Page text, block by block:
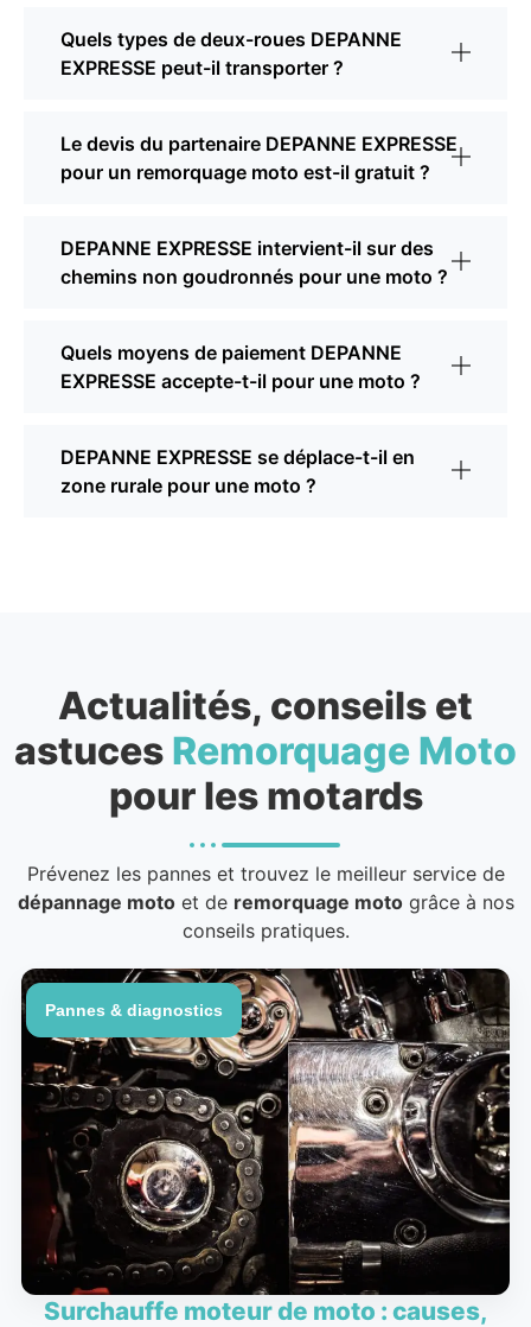
Quels types de deux-roues DEPANNE
EXPRESSE peut-il transporter ?
Le devis du partenaire DEPANNE EXPRESSE
pour un remorquage moto est-il gratuit ?
DEPANNE EXPRESSE intervient-il sur des
chemins non goudronnés pour une moto ?
Quels moyens de paiement DEPANNE
EXPRESSE accepte-t-il pour une moto ?
DEPANNE EXPRESSE se déplace-t-il en
zone rurale pour une moto ?
Actualités, conseils et
astuces Remorquage Moto
pour les motards
Prévenez les pannes et trouvez le meilleur service de
dépannage motoet de remorquage motogrâce à nos
conseils pratiques.
Pannes & diagnostics
Surchauffe moteur de moto : causes,